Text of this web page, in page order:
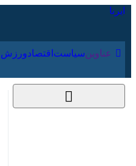
عناوین‌ سیاست اقتصاد